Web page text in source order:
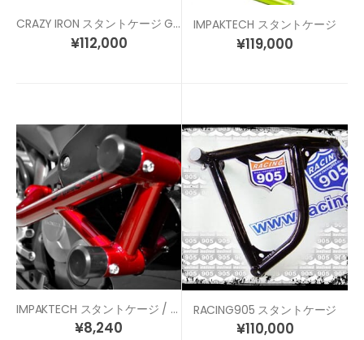
CRAZY IRON スタントケージ GSX-R1000(09-16)
¥112,000
IMPAKTECH スタントケージ
¥119,000
IMPAKTECH スタントケージ / レースアーマー リペアスライダー
¥8,240
RACING905 スタントケージ
¥110,000